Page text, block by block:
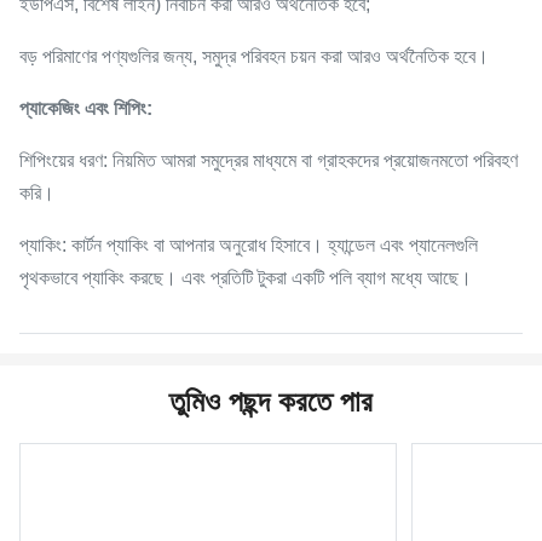
ইউপিএস, বিশেষ লাইন) নির্বাচন করা আরও অর্থনৈতিক হবে;
বড় পরিমাণের পণ্যগুলির জন্য, সমুদ্র পরিবহন চয়ন করা আরও অর্থনৈতিক হবে।
প্যাকেজিং এবং শিপিং:
শিপিংয়ের ধরণ: নিয়মিত আমরা সমুদ্রের মাধ্যমে বা গ্রাহকদের প্রয়োজনমতো পরিবহণ
করি।
প্যাকিং: কার্টন প্যাকিং বা আপনার অনুরোধ হিসাবে। হ্যান্ডেল এবং প্যানেলগুলি
পৃথকভাবে প্যাকিং করছে। এবং প্রতিটি টুকরা একটি পলি ব্যাগ মধ্যে আছে।
তুমিও পছন্দ করতে পার